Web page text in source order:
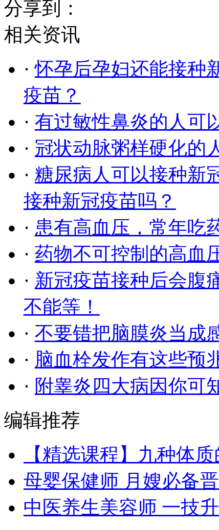
分享到：
相关资讯
·怀孕后孕妇还能接种
疫苗？
· 有过敏性鼻炎的人可
· 冠状动脉粥样硬化的
· 糖尿病人可以接种新
接种新冠疫苗吗？
· 患有高血压，常年吃
· 药物不可控制的高血
· 新冠疫苗接种后会腹
不能等！
· 不要错把脑膜炎当成
· 脑血栓发作有这些预
· 附睾炎四大病因你可
编辑推荐
【精选课程】九种体
母婴保健师 月嫂必备
中医养生美容师 一技